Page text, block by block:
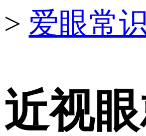
> 爱眼常
近视